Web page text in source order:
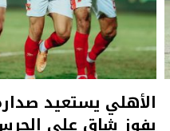
الأهلي يستعيد